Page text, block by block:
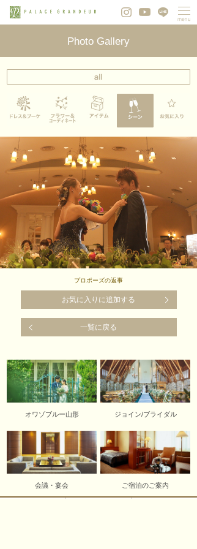
Photo Gallery
プロポーズの返事
お気に入りに追加する
一覧に戻る
オワゾブルー山形 ジョイン/ブライダル
会議・宴会 ご宿泊のご案内